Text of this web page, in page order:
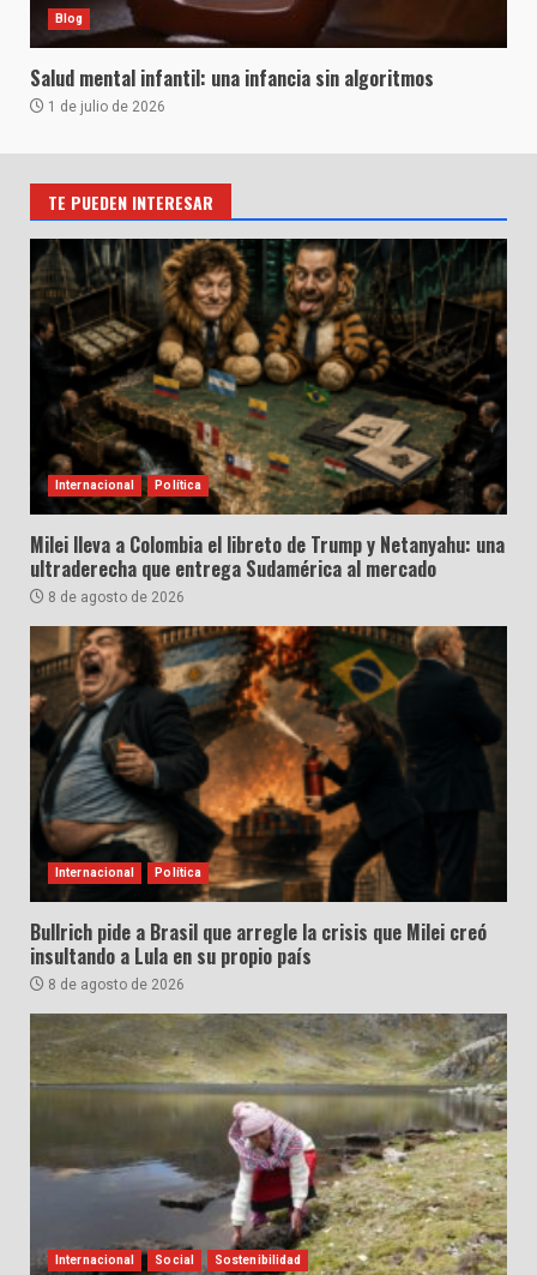
Blog
Salud mental infantil: una infancia sin algoritmos
1 de julio de 2026
TE PUEDEN INTERESAR
Internacional Política
Milei lleva a Colombia el libreto de Trump y Netanyahu: una
ultraderecha que entrega Sudamérica al mercado
8 de agosto de 2026
Internacional Política
Bullrich pide a Brasil que arregle la crisis que Milei creó
insultando a Lula en su propio país
8 de agosto de 2026
Internacional Social Sostenibilidad